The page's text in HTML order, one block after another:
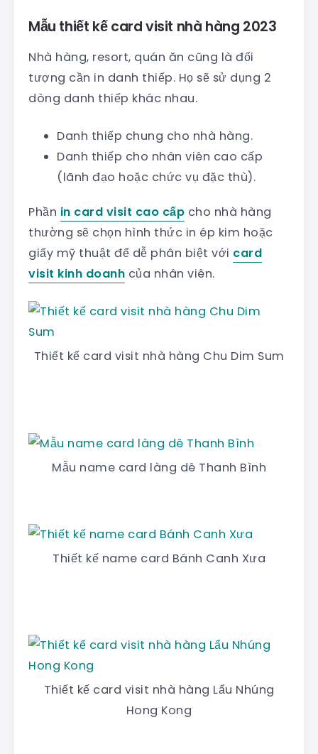
Mẫu thiết kế card visit nhà hàng 2023
Nhà hàng, resort, quán ăn cũng là đối
tượng cần in danh thiếp. Họ sẽ sử dụng 2
dòng danh thiếp khác nhau.
Danh thiếp chung cho nhà hàng.
Danh thiếp cho nhân viên cao cấp
(lãnh đạo hoặc chức vụ đặc thù).
Phần in card visit cao cấp cho nhà hàng
thường sẽ chọn hình thức in ép kim hoặc
giấy mỹ thuật để dễ phân biệt với card
visit kinh doanh của nhân viên.
Thiết kế card visit nhà hàng Chu Dim Sum
Mẫu name card làng dê Thanh Bình
Thiết kế name card Bánh Canh Xưa
Thiết kế card visit nhà hàng Lẩu Nhúng
Hong Kong